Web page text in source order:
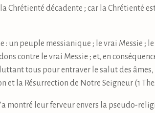
décadente ; car la Chrétienté
: un peuple messianique ; le vrai Messie ;
contre le vrai Messie ; et, en
tous pour entraver le salut des âmes,
la Résurrection de Notre Seigneur (1
montré leur ferveur envers la pseudo-